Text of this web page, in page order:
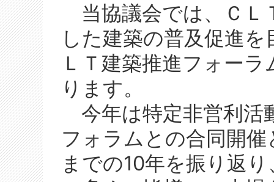
当協議会では、ＣＬ
した建築の普及促進
ＬＴ建築推進フォー
ります。
今年は特定非営利活
フォラムとの合同開
までの10年を振り返